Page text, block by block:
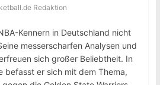
Redaktion
Kennern in Deutschland nicht
messerscharfen Analysen und
sich großer Beliebtheit. In
befasst er sich mit dem Thema,